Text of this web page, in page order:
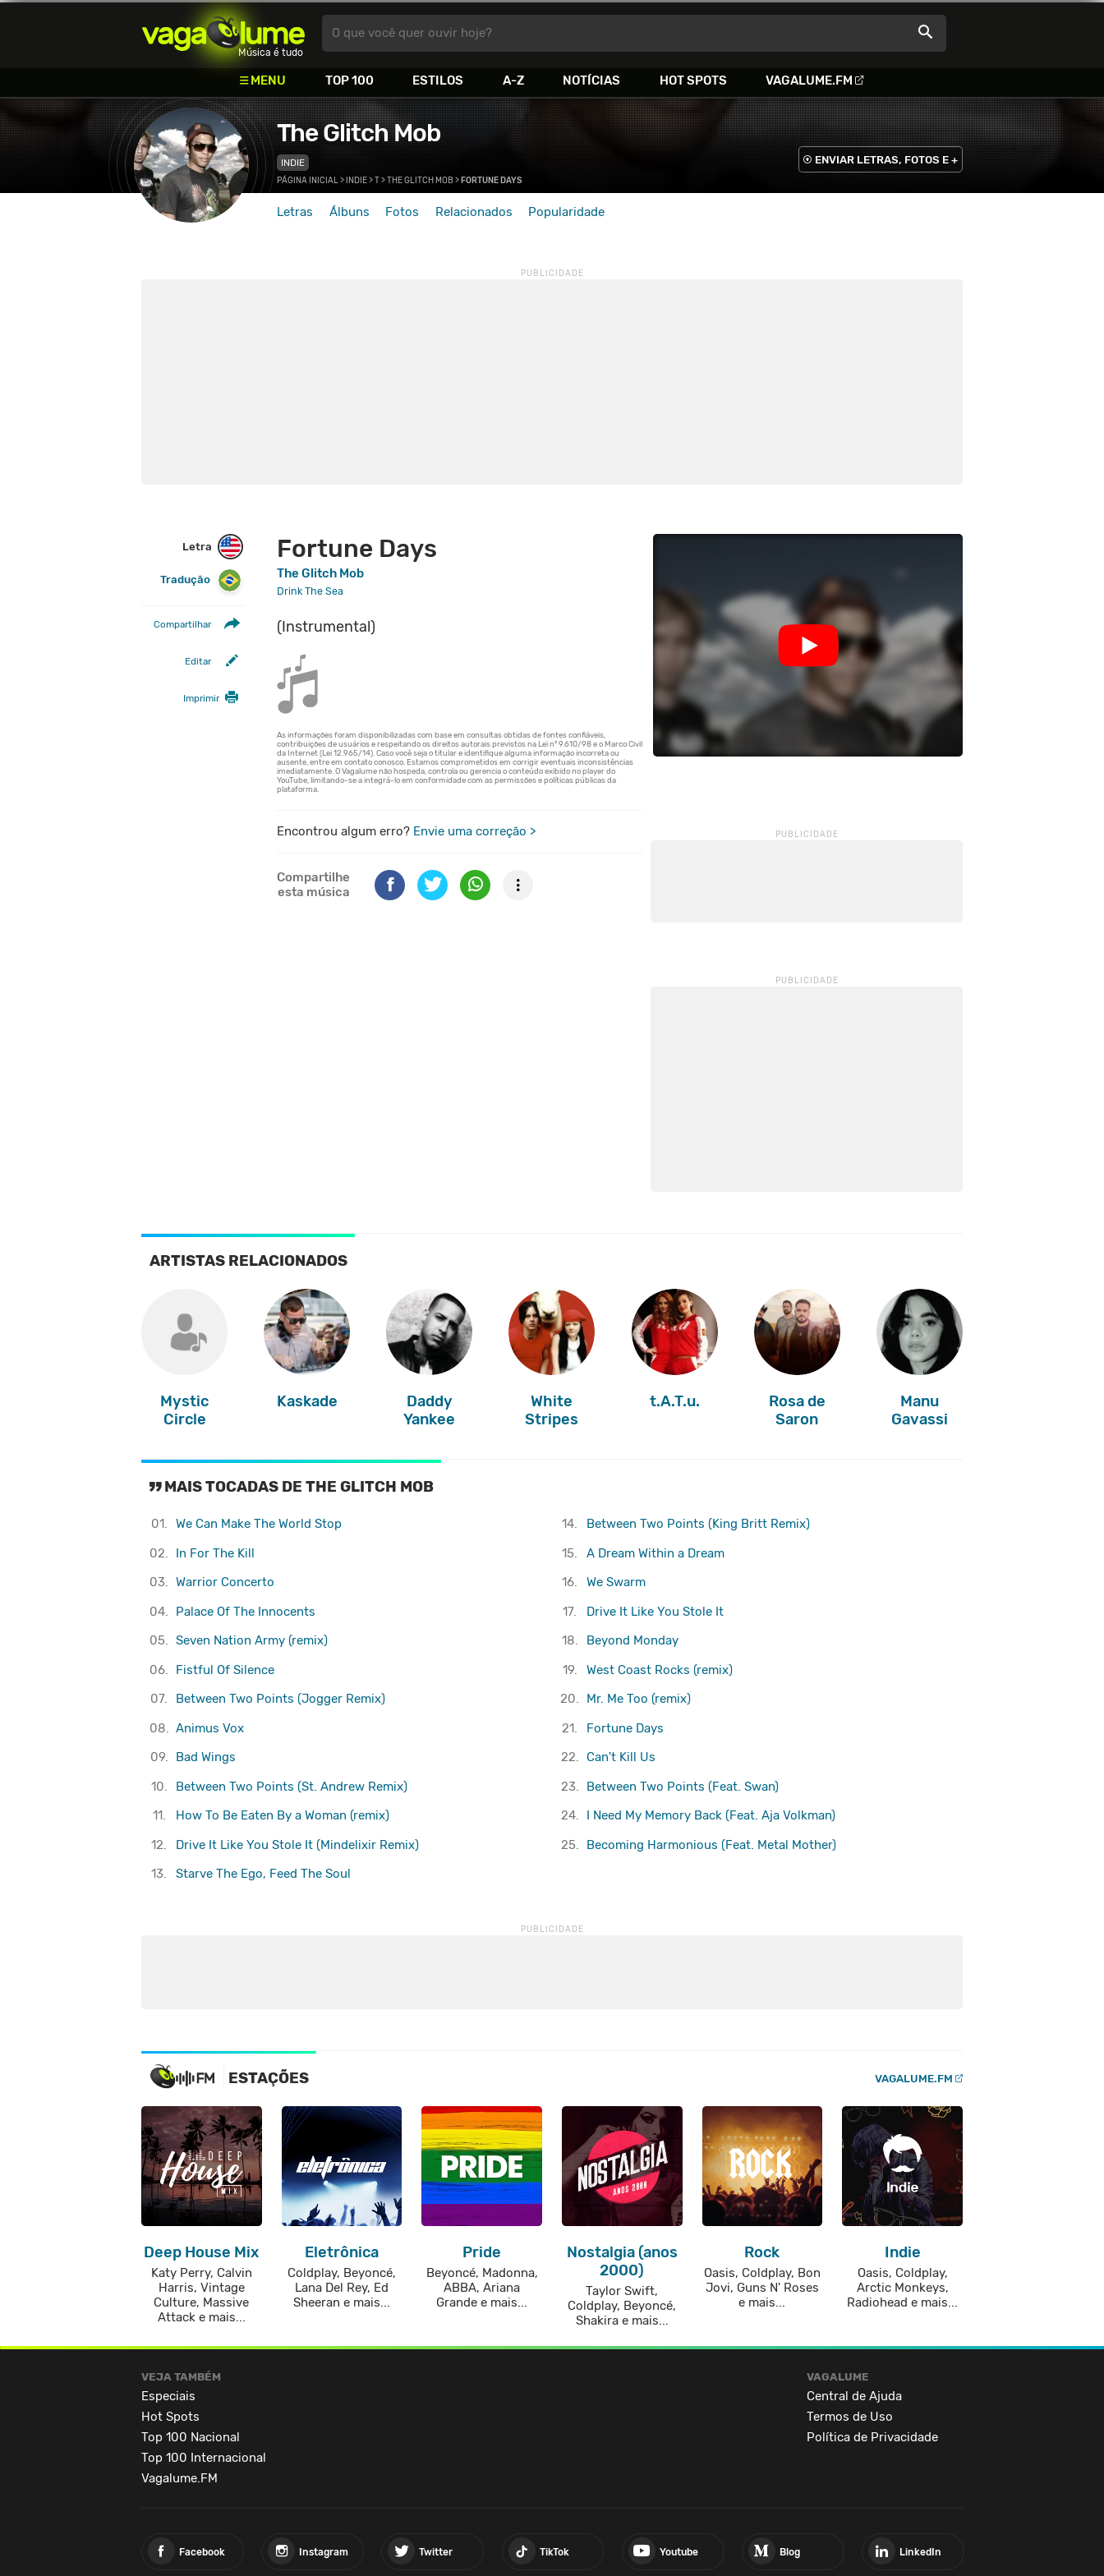
Vagalume
Música é tudo
MENU TOP 100 ESTILOS A-Z NOTÍCIAS HOT SPOTS VAGALUME.FM
O que você quer ouvir hoje?
The Glitch Mob
INDIE ENVIAR LETRAS, FOTOS E +
Letras Álbuns Fotos Relacionados Popularidade
PÁGINA INICIAL> INDIE>T>THE GLITCH MOB > FORTUNE DAYS
Letra
Tradução
Compartilhar
Editar
Imprimir
Fortune Days
The Glitch Mob
Drink The Sea
(Instrumental)
Encontrou algum erro? Envie uma correção >
Compartilhe
esta música
ARTISTAS RELACIONADOS
Mystic
Circle
Kaskade
Daddy
Yankee
White
Stripes
t.A.T.u.
Rosa de
Saron
Manu
Gavassi
MAIS TOCADAS DE THE GLITCH MOB
01.
We Can Make The World Stop
02.
In For The Kill
03. Warrior Concerto
04.
Palace Of The Innocents
05. Seven Nation Army (remix)
06.
Fistful Of Silence
07.
Between Two Points (Jogger Remix)
08.
Animus Vox
09.
Bad Wings
10.
Between Two Points (St. Andrew Remix)
11.
How To Be Eaten By a Woman (remix)
12.
Drive It Like You Stole It (Mindelixir Remix)
13.
Starve The Ego, Feed The Soul
14.
Between Two Points (King Britt Remix)
15.
A Dream Within a Dream
16.
We Swarm
17.
Drive It Like You Stole It
18.
Beyond Monday
19.
West Coast Rocks (remix)
20.
Mr. Me Too (remix)
21.
Fortune Days
22. Can't Kill Us
23.
Between Two Points (Feat. Swan)
24.
I Need My Memory Back (Feat. Aja Volkman)
25.
Becoming Harmonious (Feat. Metal Mother)
ESTAÇÕES VAGALUME.FM
Deep House Mix
Katy Perry, Calvin
Harris, Vintage
Culture, Massive
Attack e mais...
Eletrônica
Coldplay, Beyoncé,
Lana Del Rey, Ed
Sheeran e mais...
Pride
Beyoncé, Madonna,
ABBA, Ariana
Grande e mais...
Nostalgia (anos
2000)
Taylor Swift,
Coldplay, Beyoncé,
Shakira e mais...
Rock
Oasis, Coldplay, Bon
Jovi, Guns N' Roses
e mais...
Indie
Oasis, Coldplay,
Arctic Monkeys,
Radiohead e mais...
VEJA TAMBÉM
Especiais
Hot Spots
Top 100 Nacional
Top 100 Internacional
Vagalume.FM
VAGALUME
Central de Ajuda
Termos de Uso
Política de Privacidade
Facebook Instagram Twitter TikTok Youtube Blog LinkedIn